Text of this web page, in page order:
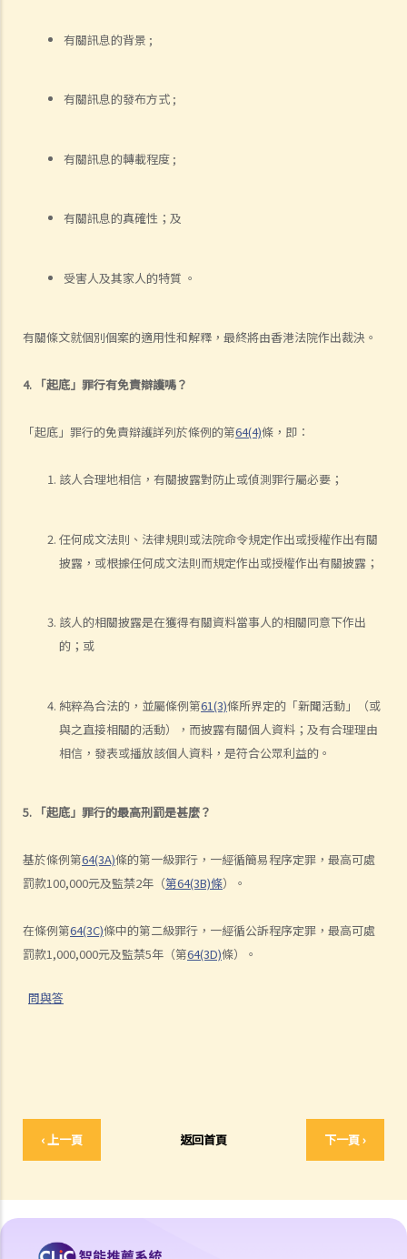
有關訊息的背景 ;
有關訊息的發布方式 ;
有關訊息的轉載程度 ;
有關訊息的真確性；及
受害人及其家人的特質 。
有關條文就個別個案的適用性和解釋，最終將由香港法院作出裁決。
4. 「起底」罪行有免責辯護嗎？
「起底」罪行的免責辯護詳列於條例的第64(4)條，即：
該人合理地相信，有關披露對防止或偵測罪行屬必要；
任何成文法則、法律規則或法院命令規定作出或授權作出有關
披露，或根據任何成文法則而規定作出或授權作出有關披露；
該人的相關披露是在獲得有關資料當事人的相關同意下作出
的；或
純粹為合法的，並屬條例第61(3)條所界定的「新聞活動」（或
與之直接相關的活動），而披露有關個人資料；及有合理理由
相信，發表或播放該個人資料，是符合公眾利益的。
5. 「起底」罪行的最高刑罰是甚麼？
基於條例第64(3A)條的第一級罪行，一經循簡易程序定罪，最高可處
罰款100,000元及監禁2年（第64(3B)條）。
在條例第64(3C)條中的第二級罪行，一經循公訴程序定罪，最高可處
罰款1,000,000元及監禁5年（第64(3D)條）。
問與答
‹ 上一頁 返回首頁 下一頁 ›
費用。旅行社在處理有關手續時要求該人簽署收據及提供他的香港身分
招聘過程、人力資源管理及工作期間的私隱
1. 甚麼是「匿名」招聘廣告？《人力資源管理實務守則》是否適用於所
2. 為何在招聘廣告中要求求職者遞交個人資料的僱主須表明身分？
資料？
址，但卻沒有明確要求求職者提供個人資料。實務守則是否容許這種做
5. 僱主是否需要在招聘廣告中作出通知，列明求職者所提供的個人資料
6. 僱主可否向應徵者查詢他們有無刑事紀錄/案底？
收集這些資料之目的，是要確定應徵者的親屬是否為公司的競爭對手工
8. 僱主可否收集求職者的身分證副本? 僱主可保留落選者的個人資料多
9. 在甚麼情況下，持有個人資料的僱主可不受私隱條例或保障資料原則
12. 僱員是否有權向僱主索取有關自己的個人資料(包括工作評核報告)的
13. 在與僱傭事宜有關的個人資料方面，誰人應負起違反私隱條例的責
14. 私隱專員公署之投訴個案簡述 ─ 職業介紹所可否為保證取得佣金，
工作期間的私隱
15. 僱主在採取僱員監察措施之前(例如進行電話、攝錄、電郵或互聯網
16. 在開始進行上述之僱員監察活動前，僱主應否通知僱員? 僱主應如何
17. 我可否在家中安裝攝錄機以監察家庭傭工的活動?
4. 閣下對於促銷電郵感到厭煩嗎?